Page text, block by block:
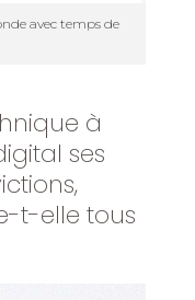
avec temps de
à
ses
t-elle tous